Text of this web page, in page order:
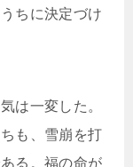
ちに決定づけ
は一変した。
も、雪崩を打
る。福の命が